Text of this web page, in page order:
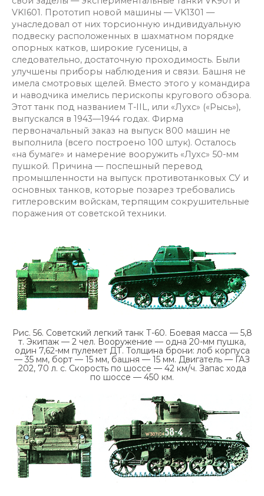
VKI601. Прототип новой машины — VK1301 —
унаследовал от них торсионную индивидуальную
подвеску расположенных в шахматном порядке
опорных катков, широкие гусеницы, а
следовательно, достаточную проходимость. Были
улучшены приборы наблюдения и связи. Башня не
имела смотровых щелей. Вместо этого у командира
и наводчика имелись перископы кругового обзора.
Этот танк под названием T-IIL, или «Лухс» («Рысь»),
выпускался в 1943—1944 годах. Фирма
первоначальный заказ на выпуск 800 машин не
выполнила (всего построено 100 штук). Осталось
«на бумаге» и намерение вооружить «Лухс» 50-мм
пушкой. Причина — поспешный перевод
промышленности на выпуск противотанковых СУ и
основных танков, которые позарез требовались
гитлеровским войскам, терпящим сокрушительные
поражения от советской техники.
Рис. 56. Советский легкий танк Т-60. Боевая масса — 5,8
т. Экипаж — 2 чел. Вооружение — одна 20-мм пушка,
один 7,62-мм пулемет ДТ. Толщина брони: лоб корпуса
— 35 мм, борт — 15 мм, башня — 15 мм. Двигатель — ГАЗ
202, 70 л. с. Скорость по шоссе — 42 км/ч. Запас хода
по шоссе — 450 км.